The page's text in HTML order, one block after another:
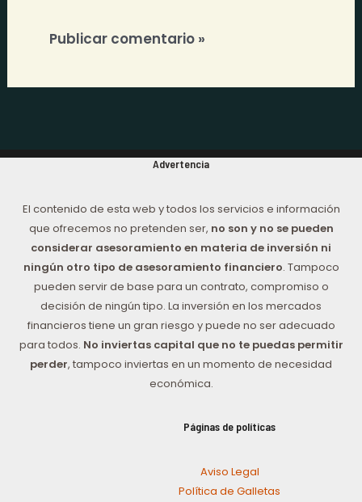
Advertencia
El contenido de esta web y todos los servicios e información
que ofrecemos no pretenden ser, no son y no se pueden
considerar asesoramiento en materia de inversión ni
ningún otro tipo de asesoramiento financiero. Tampoco
pueden servir de base para un contrato, compromiso o
decisión de ningún tipo. La inversión en los mercados
financieros tiene un gran riesgo y puede no ser adecuado
para todos. No inviertas capital que no te puedas permitir
perder, tampoco inviertas en un momento de necesidad
económica.
Páginas de políticas
Aviso Legal
Política de Galletas